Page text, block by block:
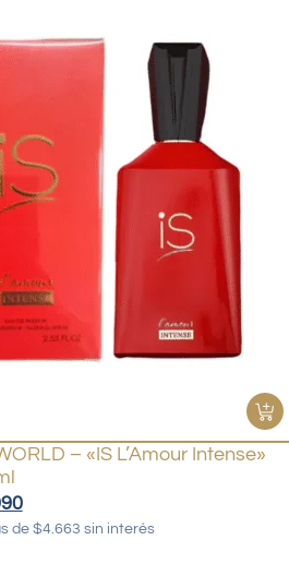
– «IS L’Amour Intense»
de $4.663 sin interés